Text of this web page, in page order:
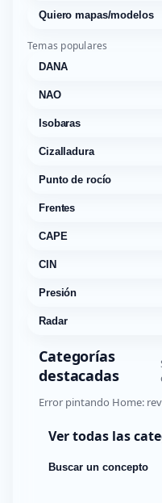
Quiero mapas/modelos
Temas populares
DANA
NAO
Isobaras
Cizalladura
Punto de rocío
Frentes
CAPE
CIN
Presión
Radar
Categorías
destacadas
Error pintando Home:
Ver todas las
Buscar un concepto